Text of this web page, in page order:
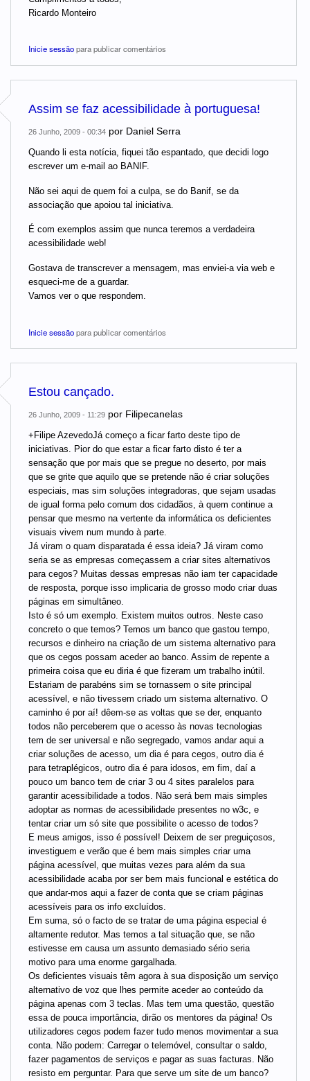
Ricardo Monteiro
Inicie sessãopara publicar comentários
Assim se faz acessibilidade à portuguesa!
26 Junho, 2009 - 00:34 por Daniel Serra
Quando li esta notícia, fiquei tão espantado, que decidi logo
escrever um e-mail ao BANIF.
Não sei aqui de quem foi a culpa, se do Banif, se da
associação que apoiou tal iniciativa.
É com exemplos assim que nunca teremos a verdadeira
acessibilidade web!
Gostava de transcrever a mensagem, mas enviei-a via web e
esqueci-me de a guardar.
Vamos ver o que respondem.
Inicie sessãopara publicar comentários
Estou cançado.
26 Junho, 2009 - 11:29 por Filipecanelas
+Filipe AzevedoJá começo a ficar farto deste tipo de
iniciativas. Pior do que estar a ficar farto disto é ter a
sensação que por mais que se pregue no deserto, por mais
que se grite que aquilo que se pretende não é criar soluções
especiais, mas sim soluções integradoras, que sejam usadas
de igual forma pelo comum dos cidadãos, à quem continue a
pensar que mesmo na vertente da informática os deficientes
visuais vivem num mundo à parte.
Já viram o quam disparatada é essa ideia? Já viram como
seria se as empresas começassem a criar sites alternativos
para cegos? Muitas dessas empresas não iam ter capacidade
de resposta, porque isso implicaria de grosso modo criar duas
páginas em simultâneo.
Isto é só um exemplo. Existem muitos outros. Neste caso
concreto o que temos? Temos um banco que gastou tempo,
recursos e dinheiro na criação de um sistema alternativo para
que os cegos possam aceder ao banco. Assim de repente a
primeira coisa que eu diria é que fizeram um trabalho inútil.
Estariam de parabéns sim se tornassem o site principal
acessível, e não tivessem criado um sistema alternativo. O
caminho é por aí! dêem-se as voltas que se der, enquanto
todos não perceberem que o acesso às novas tecnologias
tem de ser universal e não segregado, vamos andar aqui a
criar soluções de acesso, um dia é para cegos, outro dia é
para tetraplégicos, outro dia é para idosos, em fim, daí a
pouco um banco tem de criar 3 ou 4 sites paralelos para
garantir acessibilidade a todos. Não será bem mais simples
adoptar as normas de acessibilidade presentes no w3c, e
tentar criar um só site que possibilite o acesso de todos?
E meus amigos, isso é possível! Deixem de ser preguiçosos,
investiguem e verão que é bem mais simples criar uma
página acessível, que muitas vezes para além da sua
acessibilidade acaba por ser bem mais funcional e estética do
que andar-mos aqui a fazer de conta que se criam páginas
acessíveis para os info excluídos.
Em suma, só o facto de se tratar de uma página especial é
altamente redutor. Mas temos a tal situação que, se não
estivesse em causa um assunto demasiado sério seria
motivo para uma enorme gargalhada.
Os deficientes visuais têm agora à sua disposição um serviço
alternativo de voz que lhes permite aceder ao conteúdo da
página apenas com 3 teclas. Mas tem uma questão, questão
essa de pouca importância, dirão os mentores da página! Os
utilizadores cegos podem fazer tudo menos movimentar a sua
conta. Não podem: Carregar o telemóvel, consultar o saldo,
fazer pagamentos de serviços e pagar as suas facturas. Não
resisto em perguntar. Para que serve um site de um banco?